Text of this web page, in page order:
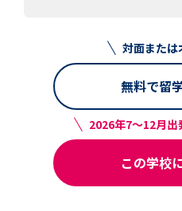
対面または
無料で留
2026年7～12月出
この学校